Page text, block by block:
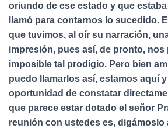
oriundo de ese estado y que
llamó para contarnos lo sucedido.
que tuvimos, al oír su narración,
impresión, pues así, de pronto, nos
imposible tal prodigio. Pero bien
puedo llamarlos así, estamos aquí
oportunidad de constatar
que parece estar dotado el señor
reunión con ustedes es, digámoslo